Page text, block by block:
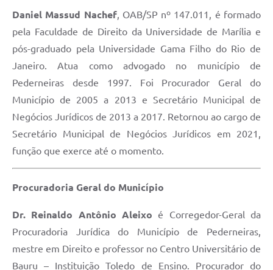
Daniel Massud Nachef, OAB/SP nº 147.011, é formado
pela Faculdade de Direito da Universidade de Marília e
pós-graduado pela Universidade Gama Filho do Rio de
Janeiro. Atua como advogado no município de
Pederneiras desde 1997. Foi Procurador Geral do
Município de 2005 a 2013 e Secretário Municipal de
Negócios Jurídicos de 2013 a 2017. Retornou ao cargo de
Secretário Municipal de Negócios Jurídicos em 2021,
função que exerce até o momento.
Procuradoria Geral do Município
Dr. Reinaldo Antônio Aleixo é Corregedor-Geral da
Procuradoria Jurídica do Município de Pederneiras,
mestre em Direito e professor no Centro Universitário de
Bauru – Instituição Toledo de Ensino. Procurador do